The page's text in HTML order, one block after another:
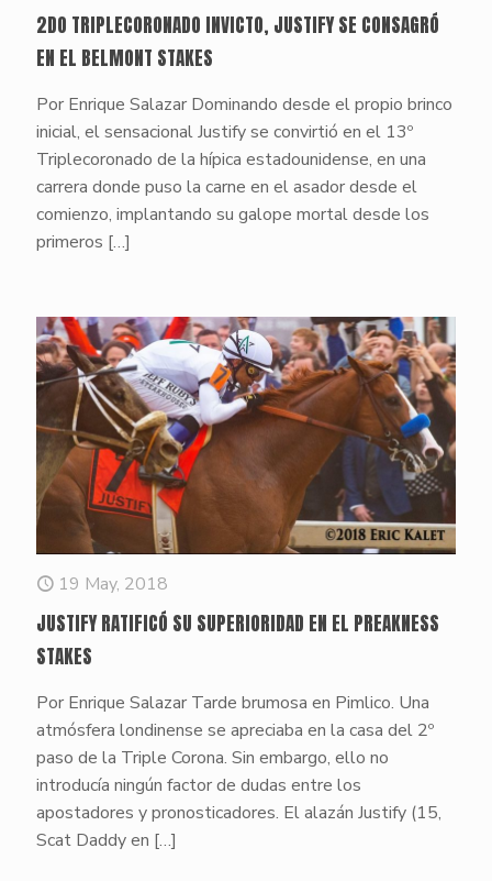
2DO TRIPLECORONADO INVICTO, JUSTIFY SE CONSAGRÓ
EN EL BELMONT STAKES
Por Enrique Salazar Dominando desde el propio brinco
inicial, el sensacional Justify se convirtió en el 13º
Triplecoronado de la hípica estadounidense, en una
carrera donde puso la carne en el asador desde el
comienzo, implantando su galope mortal desde los
primeros […]
19 May, 2018
JUSTIFY RATIFICÓ SU SUPERIORIDAD EN EL PREAKNESS
STAKES
Por Enrique Salazar Tarde brumosa en Pimlico. Una
atmósfera londinense se apreciaba en la casa del 2º
paso de la Triple Corona. Sin embargo, ello no
introducía ningún factor de dudas entre los
apostadores y pronosticadores. El alazán Justify (15,
Scat Daddy en […]